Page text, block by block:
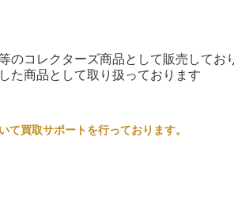
のコレクターズ商品として販売してお
た商品として取り扱っております
買取サポートを行っております。